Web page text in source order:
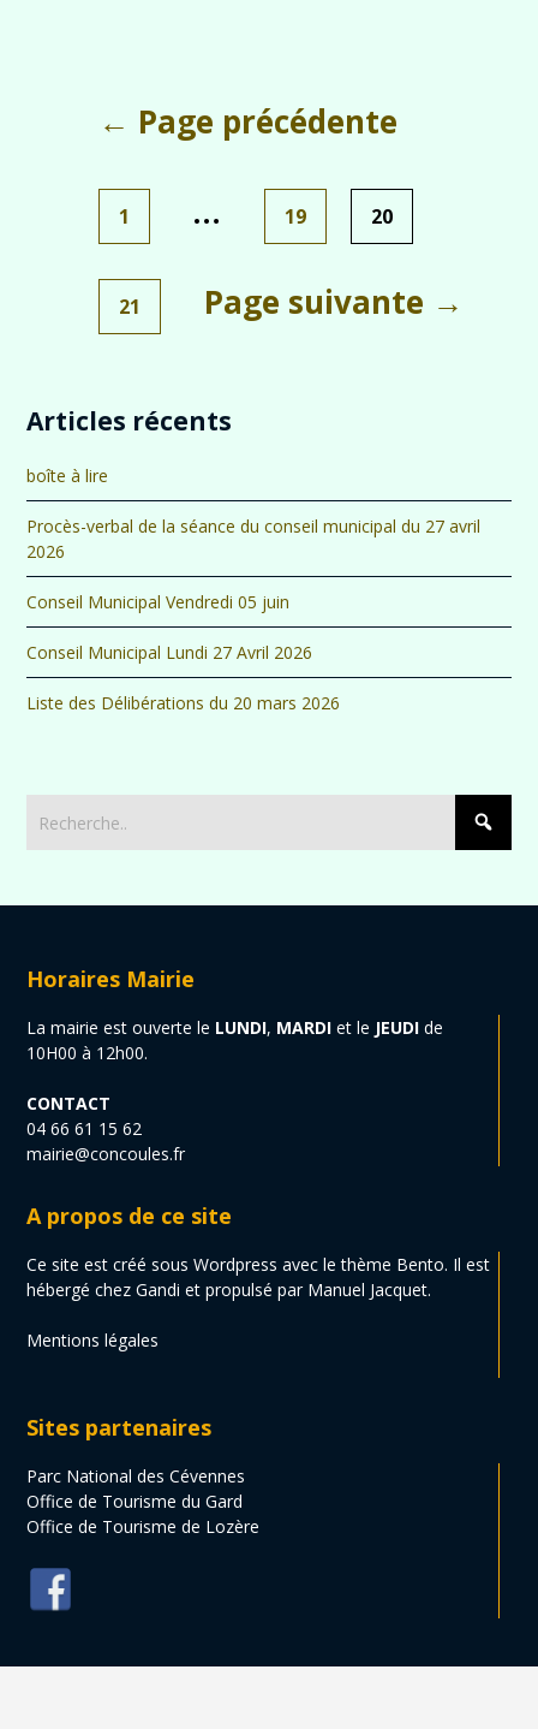
Pagination
publications
← Page précédente
1 … 19 20
21 Page suivante →
Articles récents
boîte à lire
Procès-verbal de la séance du conseil municipal du 27 avril
2026
Conseil Municipal Vendredi 05 juin
Conseil Municipal Lundi 27 Avril 2026
Liste des Délibérations du 20 mars 2026
Horaires Mairie
La mairie est ouverte le LUNDI, MARDI et le JEUDI de
10H00 à 12h00.
CONTACT
04 66 61 15 62
mairie@concoules.fr
A propos de ce site
Ce site est créé sous Wordpress avec le thème Bento. Il est
hébergé chez Gandi et propulsé par Manuel Jacquet.
Mentions légales
Sites partenaires
Parc National des Cévennes
Office de Tourisme du Gard
Office de Tourisme de Lozère